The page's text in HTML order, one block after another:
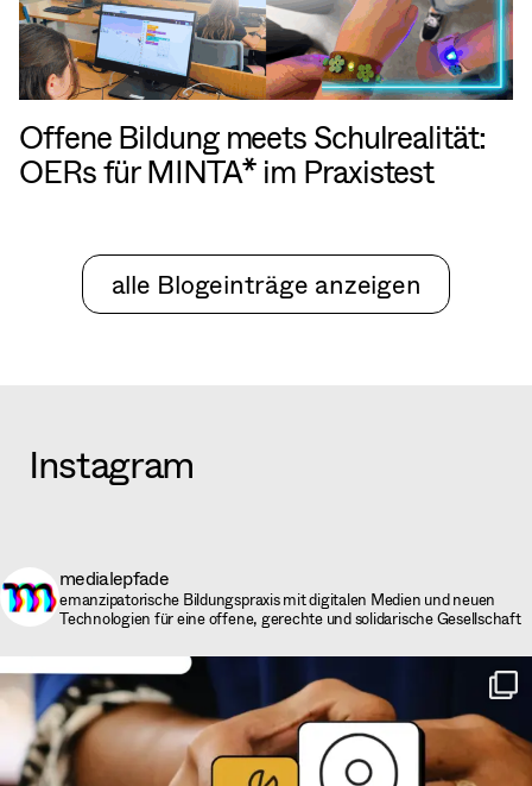
Offene Bildung meets Schulrealität:
OERs für MINTA* im Praxistest
alle Blogeinträge anzeigen
Instagram
medialepfade
emanzipatorische Bildungspraxis mit digitalen Medien und neuen
Technologien für eine offene, gerechte und solidarische Gesellschaft